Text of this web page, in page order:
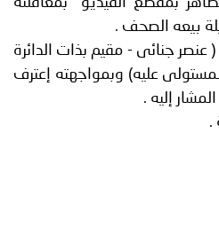
الصحف .
- مقيم بذات الدائرة
عليه) وبمواجهته إعترف
إليه .